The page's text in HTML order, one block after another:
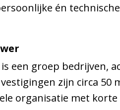
én
een groep bedrijven,
zijn circa
organisatie met korte